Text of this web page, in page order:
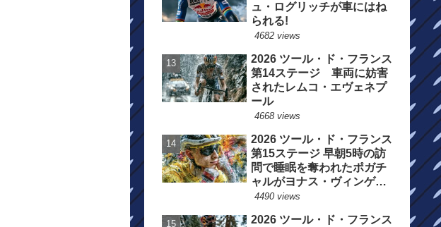
ュ・ログリッチが車にはね
られる!
4682 views
2026 ツール・ド・フランス
第14ステージ 車両に妨害
されたレムコ・エヴェネプ
ール
4668 views
2026 ツール・ド・フランス
第15ステージ 早朝5時の訪
問で睡眠を奪われたポガチ
ャルがヨナス・ヴィンゲゴ
ーの離脱を惜しむ
4490 views
2026 ツール・ド・フランス